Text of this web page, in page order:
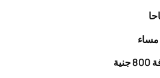
800 جنية